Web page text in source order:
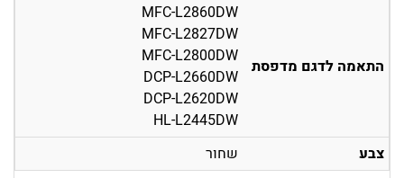
התאמה לדגם מדפסת
MFC-L2860DW
MFC-L2827DW
MFC-L2800DW
DCP-L2660DW
DCP-L2620DW
HL-L2445DW
צבע
שחור